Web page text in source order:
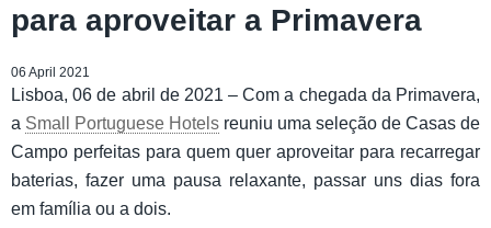
para aproveitar a Primavera
06 April 2021
Lisboa, 06 de abril de 2021 – Com a chegada da Primavera,
a Small Portuguese Hotels reuniu uma seleção de Casas de
Campo perfeitas para quem quer aproveitar para recarregar
baterias, fazer uma pausa relaxante, passar uns dias fora
em família ou a dois.